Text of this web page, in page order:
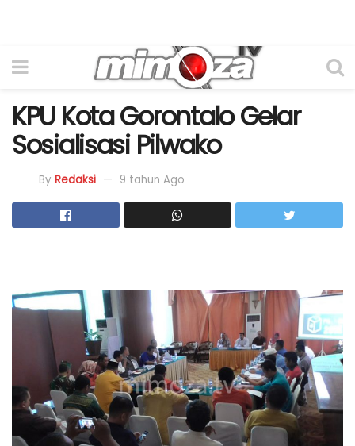
KPU Kota Gorontalo Gelar
Sosialisasi Pilwako
By Redaksi 9 tahun Ago